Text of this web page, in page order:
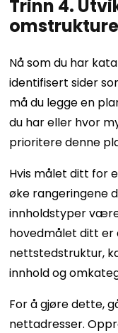
Trinn 4.
Nå som du har
identifisert sider
må du legge en
du har eller hvor
prioritere denne
Hvis målet ditt for
øke rangeringene
innholdstyper
hovedmålet ditt er
nettstedstruktur,
innhold og
For å gjøre dette,
nettadresser.